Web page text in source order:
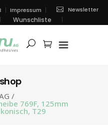
Impressum Newsletter
Wunschliste
/
769F, 125mm
T29